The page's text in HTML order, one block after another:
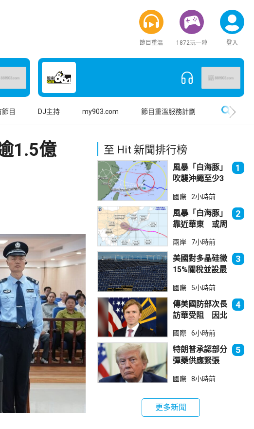
節目重溫 1872玩一陣 登入
節目 DJ主持 my903.com 節目重溫服務計劃
1.5億
至 Hit 新聞排行榜
風暴「白海豚」
吹襲沖繩至少3
取消
1
國際 2小時前
風暴「白海豚」
靠近華東 或周
2
兩岸 7小時前
美國對多晶硅徵
15%關稅並設最
克：中國無法再
傾銷
3
國際 5小時前
傳美國防部次長
訪華受阻 因北
售
4
國際 6小時前
特朗普承認部分
彈藥供應緊張
成
5
國際 8小時前
更多新聞